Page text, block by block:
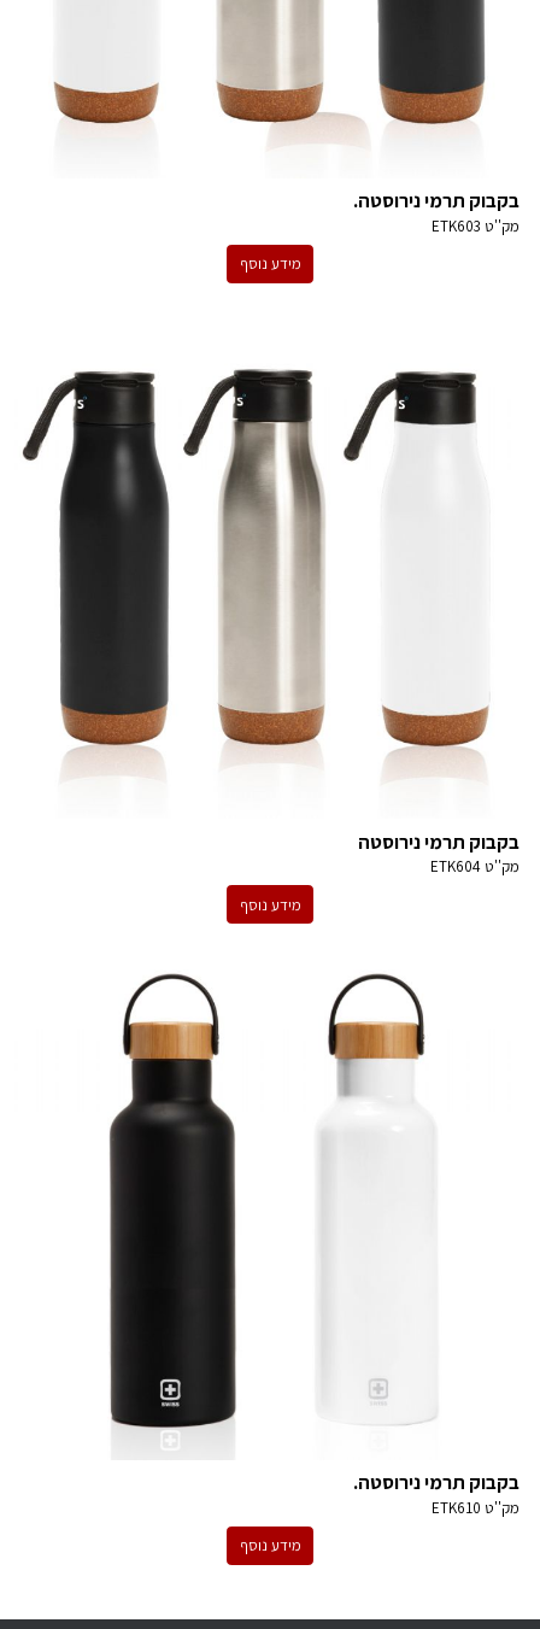
בקבוק תרמי נירוסטה.
מק''ט ETK603
מידע נוסף
בקבוק תרמי נירוסטה
מק''טETK604
מידע נוסף
בקבוק תרמי נירוסטה.
מק''ט ETK610
מידע נוסף